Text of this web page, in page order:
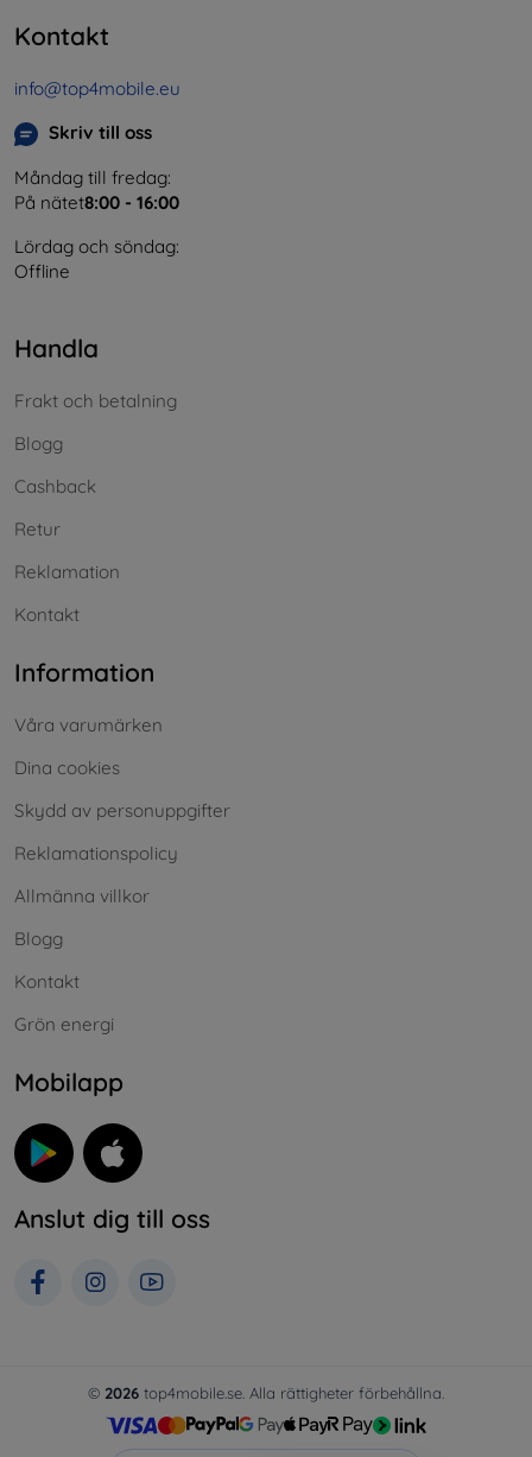
Kontakt
info@top4mobile.eu
Skriv till oss
Måndag till fredag:
På nätet8:00 - 16:00
Lördag och söndag:
Offline
Handla
Frakt och betalning
Blogg
Cashback
Retur
Reklamation
Kontakt
Information
Våra varumärken
Dina cookies
Skydd av personuppgifter
Reklamationspolicy
Allmänna villkor
Blogg
Kontakt
Grön energi
Mobilapp
Anslut dig till oss
© 2026 top4mobile.se. Alla rättigheter förbehållna.